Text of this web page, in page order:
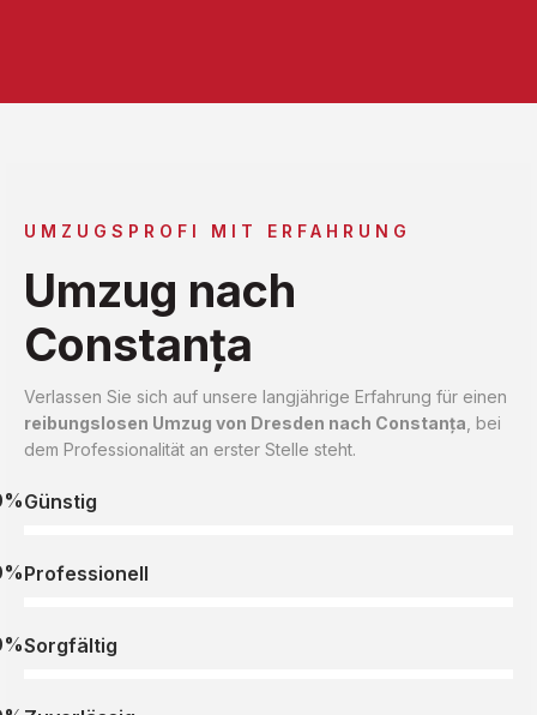
UMZUGSPROFI MIT ERFAHRUNG
Umzug nach
Constanța
Verlassen Sie sich auf unsere langjährige Erfahrung für einen
reibungslosen Umzug von Dresden nach Constanța , bei
dem Professionalität an erster Stelle steht.
Günstig
Professionell
Sorgfältig